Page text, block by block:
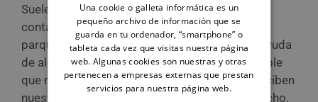
Suele dar mejores resultados que el primer
contacto se establezcafuera del hogar, en un
parque o campo, enterreno neutral, y con la ayuda
de algún miembro de la familia. Es indispensable
que no estemos tensos, ya que los perros perciben
nuestro estado de ánimo y éste les influye mucho.
Una cookie o galleta informática es un
pequeño archivo de información que se
guarda en tu ordenador, “smartphone” o
tableta cada vez que visitas nuestra página
web. Algunas cookies son nuestras y otras
pertenecen a empresas externas que prestan
servicios para nuestra página web.